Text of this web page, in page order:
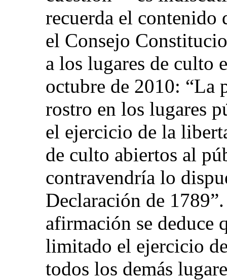
recuerda el contenido
el Consejo
a los lugares de culto
octubre de 2010: “La
rostro en los lugares
el ejercicio de la
de culto abiertos al
contravendría lo
Declaración de
afirmación se deduce
limitado el ejercicio
todos los demás